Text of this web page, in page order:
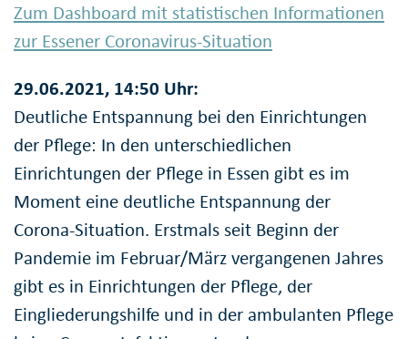
Zum Dashboard mit statistischen Informationen
zur Essener Coronavirus-Situation
29.06.2021, 14:50 Uhr:
Deutliche Entspannung bei den Einrichtungen
der Pflege: In den unterschiedlichen
Einrichtungen der Pflege in Essen gibt es im
Moment eine deutliche Entspannung der
Corona-Situation. Erstmals seit Beginn der
Pandemie im Februar/März vergangenen Jahres
gibt es in Einrichtungen der Pflege, der
Eingliederungshilfe und in der ambulanten Pflege